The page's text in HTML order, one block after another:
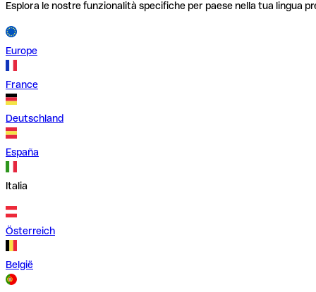
Esplora le nostre funzionalità specifiche per paese nella tua lingua
Europe
France
Deutschland
España
Italia
Österreich
België